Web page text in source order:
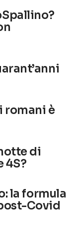
romani è
di
4S?
la formula
Covid